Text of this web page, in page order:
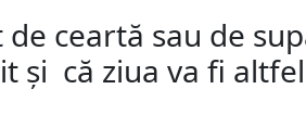
ceartă sau de
și că ziua va fi